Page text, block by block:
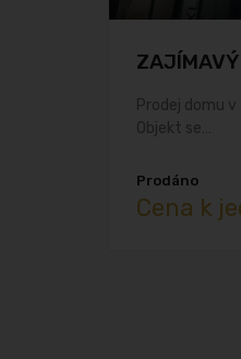
Prodej domu
Objekt se…
Prodáno
Cena k